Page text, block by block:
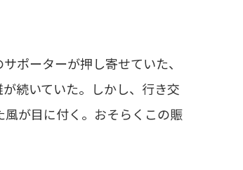
ポーターが押し寄せていた、
続いていた。しかし、行き交
が目に付く。おそらくこの賑